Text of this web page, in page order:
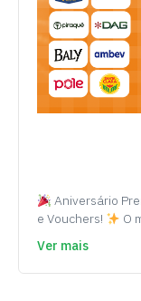
Aniversário
e Vouchers!
O
Ver mais